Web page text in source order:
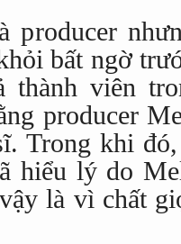
producer
bất ngờ
thành viên
producer
Trong khi
hiểu lý do
là vì chất